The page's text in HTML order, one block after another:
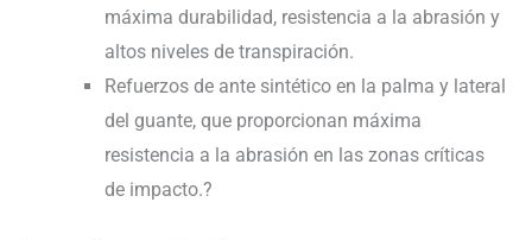
máxima durabilidad, resistencia a la abrasión y
altos niveles de transpiración.
Refuerzos de ante sintético en la palma y lateral
del guante, que proporcionan máxima
resistencia a la abrasión en las zonas críticas
de impacto.?